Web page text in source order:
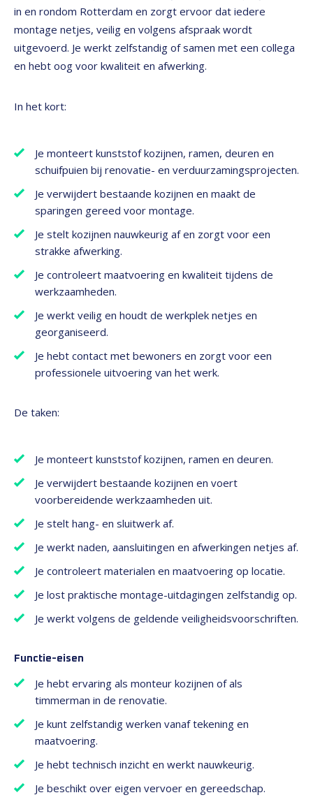
in en rondom Rotterdam en zorgt ervoor dat iedere
montage netjes, veilig en volgens afspraak wordt
uitgevoerd. Je werkt zelfstandig of samen met een collega
en hebt oog voor kwaliteit en afwerking.
In het kort:
Je monteert kunststof kozijnen, ramen, deuren en
schuifpuien bij renovatie- en verduurzamingsprojecten.
Je verwijdert bestaande kozijnen en maakt de
sparingen gereed voor montage.
Je stelt kozijnen nauwkeurig af en zorgt voor een
strakke afwerking.
Je controleert maatvoering en kwaliteit tijdens de
werkzaamheden.
Je werkt veilig en houdt de werkplek netjes en
georganiseerd.
Je hebt contact met bewoners en zorgt voor een
professionele uitvoering van het werk.
De taken:
Je monteert kunststof kozijnen, ramen en deuren.
Je verwijdert bestaande kozijnen en voert
voorbereidende werkzaamheden uit.
Je stelt hang- en sluitwerk af.
Je werkt naden, aansluitingen en afwerkingen netjes af.
Je controleert materialen en maatvoering op locatie.
Je lost praktische montage-uitdagingen zelfstandig op.
Je werkt volgens de geldende veiligheidsvoorschriften.
Functie-eisen
Je hebt ervaring als monteur kozijnen of als
timmerman in de renovatie.
Je kunt zelfstandig werken vanaf tekening en
maatvoering.
Je hebt technisch inzicht en werkt nauwkeurig.
Je beschikt over eigen vervoer en gereedschap.